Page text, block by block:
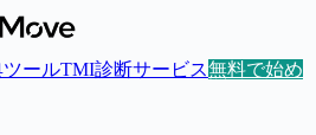
ツールTMI診断サービス無料で始め